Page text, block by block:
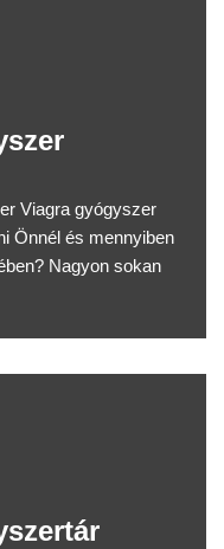
Viagra gyógyszer
Önnél és mennyiben
Nagyon sokan